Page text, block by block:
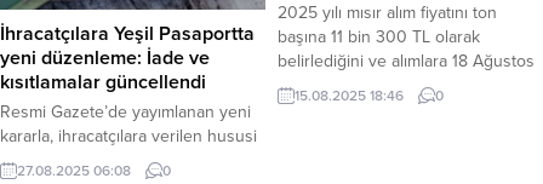
İhracatçılara Yeşil Pasaportta
yeni düzenleme: İade ve
kısıtlamalar güncellendi
Resmi Gazete’de yayımlanan yeni
kararla, ihracatçılara verilen hususi
damgalı (yeşil) pasaportların iade
27.08.2025 06:08 0
2025 yılı mısır alım fiyatını ton
başına 11 bin 300 TL olarak
belirlediğini ve alımlara 18 Ağustos
Pazartesi gününden itibaren
başlayacağını duyurdu. Üreticiler,
15.08.2025 18:46 0